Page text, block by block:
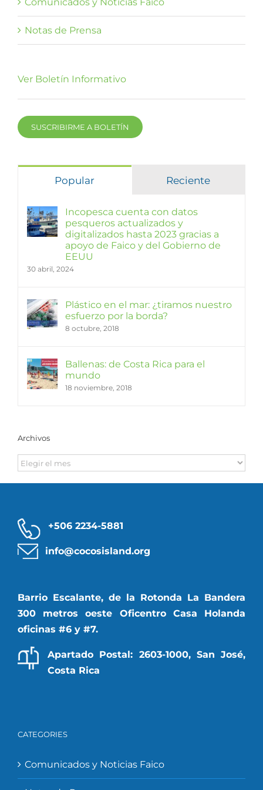
Comunicados y Noticias Faico
Notas de Prensa
Ver Boletín Informativo
SUSCRIBIRME A BOLETÍN
Popular Reciente
Incopesca cuenta con datos
pesqueros actualizados y
digitalizados hasta 2023 gracias a
apoyo de Faico y del Gobierno de
EEUU
30 abril, 2024
Plástico en el mar: ¿tiramos nuestro
esfuerzo por la borda?
8 octubre, 2018
Ballenas: de Costa Rica para el
mundo
18 noviembre, 2018
Archivos
Archivos
+506 2234-5881
info@cocosisland.org
Barrio Escalante, de la Rotonda La Bandera
300 metros oeste Oficentro Casa Holanda
oficinas #6 y #7.
Apartado Postal: 2603-1000, San José,
Costa Rica
CATEGORIES
Comunicados y Noticias Faico